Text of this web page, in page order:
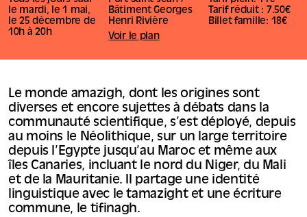
le mardi, le 1 mai,
le 25 décembre de
10h à 20h
Bâtiment Georges
Henri Rivière
Voir le plan
Tarif réduit : 7.50€
Billet famille: 18€
Le monde amazigh, dont les origines sont
diverses et encore sujettes à débats dans la
communauté scientifique, s’est déployé, depuis
au moins le Néolithique, sur un large territoire
depuis l’Egypte jusqu’au Maroc et même aux
îles Canaries, incluant le nord du Niger, du Mali
et de la Mauritanie. Il partage une identité
linguistique avec le tamazight et une écriture
commune, le tifinagh.